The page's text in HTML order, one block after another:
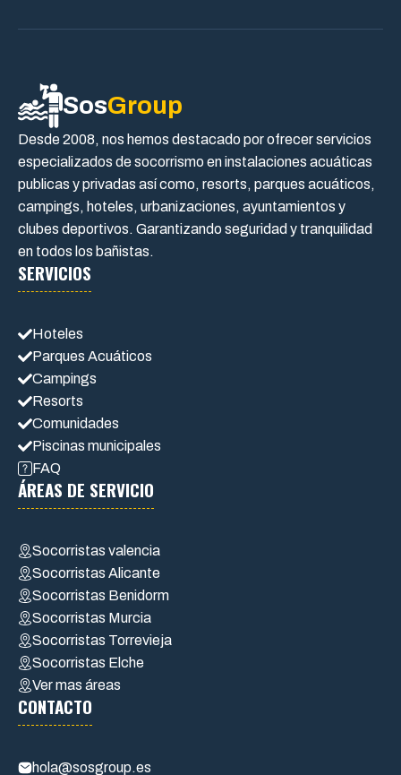
SosGroup
Desde 2008, nos hemos destacado por ofrecer servicios
especializados de socorrismo en instalaciones acuáticas
publicas y privadas así como, resorts, parques acuáticos,
campings, hoteles, urbanizaciones, ayuntamientos y
clubes deportivos. Garantizando seguridad y tranquilidad
en todos los bañistas.
SERVICIOS
Hoteles
Parques Acuáticos
Campings
Resorts
Comunidades
Piscinas municipales
FAQ
ÁREAS DE SERVICIO
Socorristas valencia
Socorristas Alicante
Socorristas Benidorm
Socorristas Murcia
Socorristas Torrevieja
Socorristas Elche
Ver mas áreas
CONTACTO
hola@sosgroup.es